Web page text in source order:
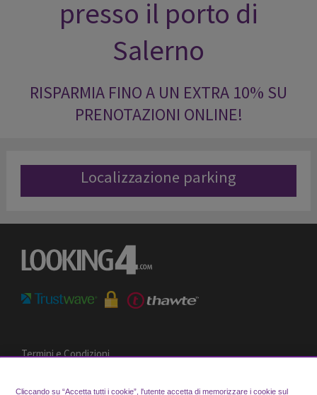
presso il porto di
Salerno
RISPARMIA FINO A UN EXTRA 10% SU
PRENOTAZIONI ONLINE!
Localizzazione parking
Termini e Condizioni
Cookie Policy
Cliccando su “Accetta tutti i cookie”, l'utente accetta di memorizzare i cookie sul